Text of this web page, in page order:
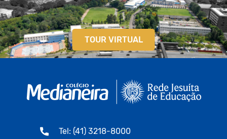
TOUR VIRTUAL
Tel: (41) 3218-8000